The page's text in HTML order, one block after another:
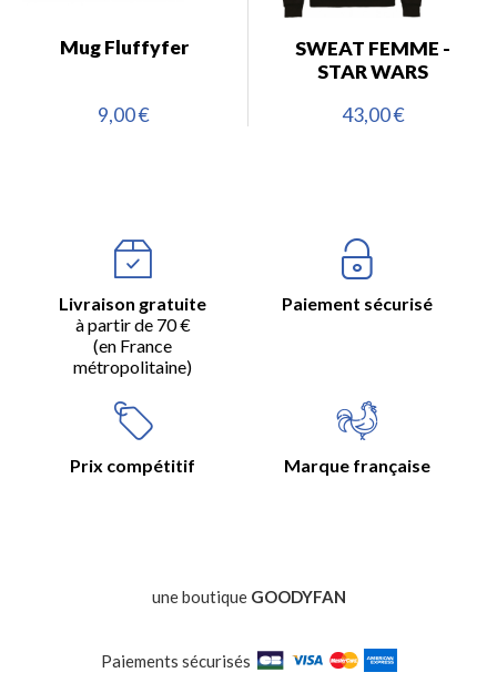
Mug Fluffyfer
9,00 €
SWEAT FEMME -
STAR WARS
43,00 €
Livraison gratuite
à partir de 70 €
(en France
métropolitaine)
Paiement sécurisé
Prix compétitif Marque française
une boutique GOODYFAN
Paiements sécurisés